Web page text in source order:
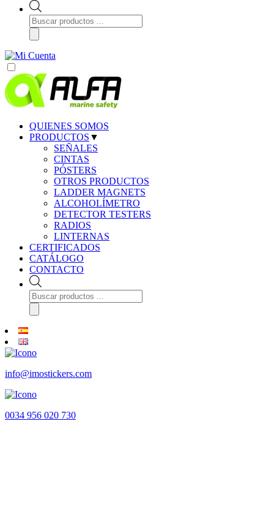
Búsqueda
de
productos
QUIENES SOMOS
PRODUCTOS ▼
SEÑALES
CINTAS
PÓSTERS
OTROS PRODUCTOS
LADDER MAGNETS
ALCOHOLÍMETRO
DETECTOR TESTERS
RADIOS
LINTERNAS
CERTIFICADOS
CATÁLOGO
CONTACTO
Búsqueda
de
productos
info@imostickers.com
0034 956 020 730